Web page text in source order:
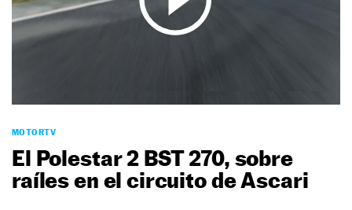
NEWSLETTER
MOTORTV
El Polestar 2 BST 270, sobre
raíles en el circuito de Ascari